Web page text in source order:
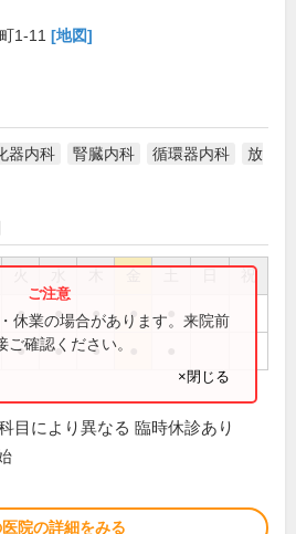
1-11 [地図]
器内科 腎臓内科 循環器内科
放
祝
● ● ● ●
● ● ●
休業の場合があります。来院前
確認ください。
×閉じる
目により異なる 臨時休診あり
院の詳細をみる